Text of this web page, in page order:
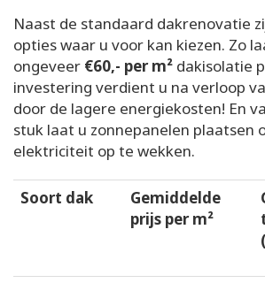
Naast de standaard dakrenovatie
opties waar u voor kan kiezen. Zo
ongeveer €60,- per m² dakisolatie
investering verdient u na verloop
door de lagere energiekosten! En
stuk laat u zonnepanelen plaatsen
elektriciteit op te wekken.
Soort dak
Gemiddelde
prijs per m²